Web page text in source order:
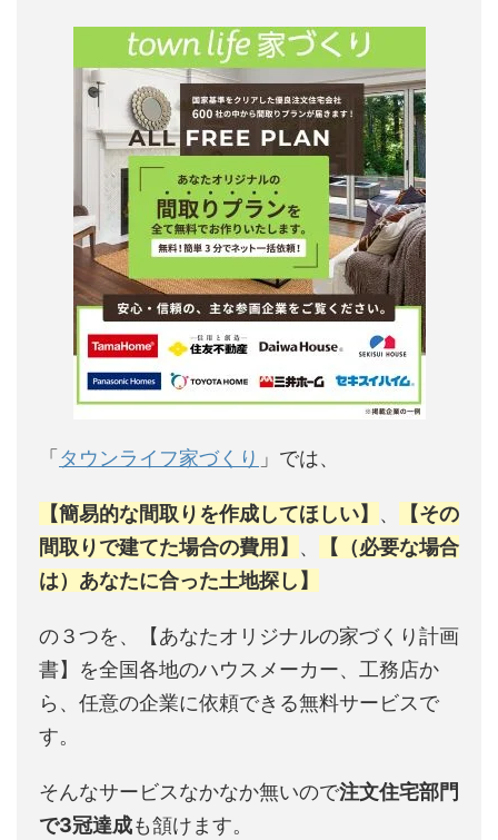
「タウンライフ家づくり 」では、
【簡易的な間取りを作成してほしい】 、
【その
間取りで建てた場合の費用】 、
【（必要な場合
は）あなたに合った土地探し】
の３つを、【あなたオリジナルの家づくり計画
書】を全国各地のハウスメーカー、工務店か
ら、任意の企業に依頼できる無料サービスで
す。
そんなサービスなかなか無いので注文住宅部門
で3冠達成も頷けます。